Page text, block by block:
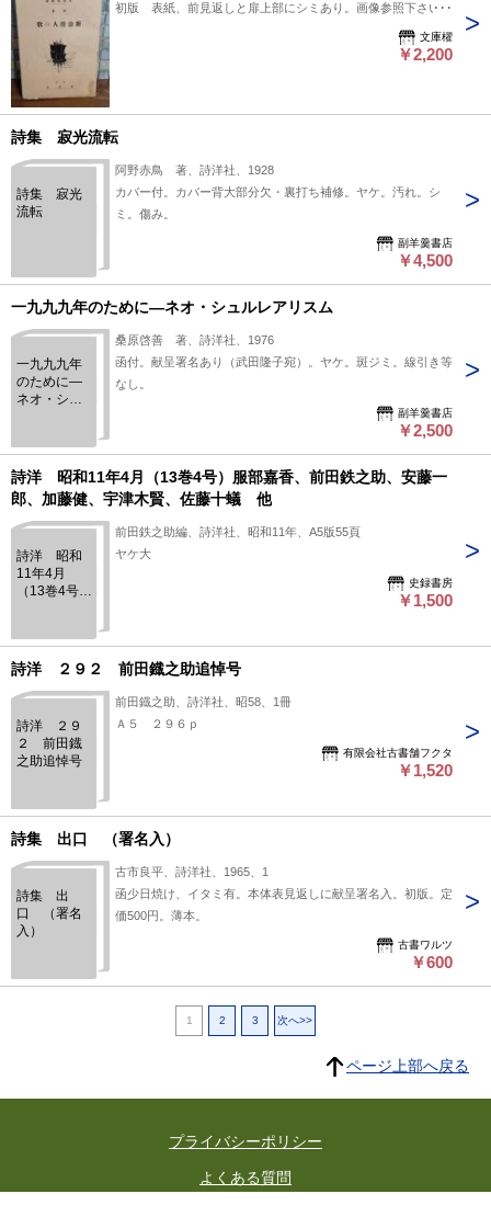
初版 表紙、前見返しと扉上部にシミあり。画像参照下さい。
文庫櫂
￥2,200
詩集 寂光流転
詩集 寂光
流転
阿野赤鳥 著、詩洋社、1928
カバー付。カバー背大部分欠・裏打ち補修。ヤケ。汚れ。シ
ミ。傷み。
副羊羹書店
￥4,500
一九九九年のために―ネオ・シュルレアリスム
一九九九年
のために―
ネオ・シュ
桑原啓善 著、詩洋社、1976
函付。献呈署名あり（武田隆子宛）。ヤケ。斑ジミ。線引き等
なし。
副羊羹書店
￥2,500
詩洋 昭和11年4月（13巻4号）服部嘉香、前田鉄之助、安藤一
郎、加藤健、宇津木賢、佐藤十蟻 他
詩洋 昭和
11年4月
（13巻4号）
助、安藤一
郎、加藤
健、宇津木
賢、佐藤十
前田鉄之助編、詩洋社、昭和11年、A5版55頁
ヤケ大
史録書房
￥1,500
詩洋 ２９２ 前田鐡之助追悼号
詩洋 ２９
２ 前田鐡
之助追悼号
前田鐡之助、詩洋社、昭58、1冊
Ａ５ ２９６ｐ
有限会社古書舗フクタ
￥1,520
詩集 出口 （署名入）
詩集 出
口 （署名
入）
古市良平、詩洋社、1965、1
函少日焼け、イタミ有。本体表見返しに献呈署名入。初版。定
価500円。薄本。
古書ワルツ
￥600
1 2 3 次へ>>
ページ上部へ戻る
プライバシーポリシー
よくある質問